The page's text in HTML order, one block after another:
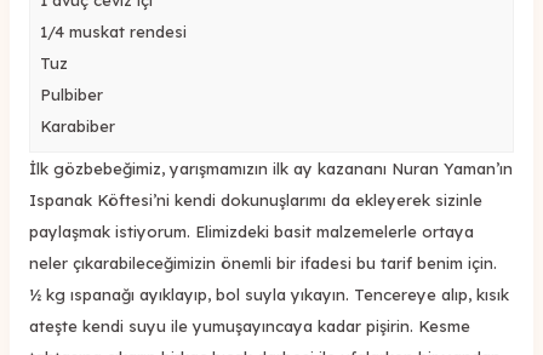
1/4 muskat rendesi
Tuz
Pulbiber
Karabiber
İlk gözbebeğimiz, yarışmamızın ilk ay kazananı Nuran Yaman’ın
Ispanak Köftesi’ni kendi dokunuşlarımı da ekleyerek sizinle
paylaşmak istiyorum. Elimizdeki basit malzemelerle ortaya
neler çıkarabileceğimizin önemli bir ifadesi bu tarif benim için.
½ kg ıspanağı ayıklayıp, bol suyla yıkayın. Tencereye alıp, kısık
ateşte kendi suyu ile yumuşayıncaya kadar pişirin. Kesme